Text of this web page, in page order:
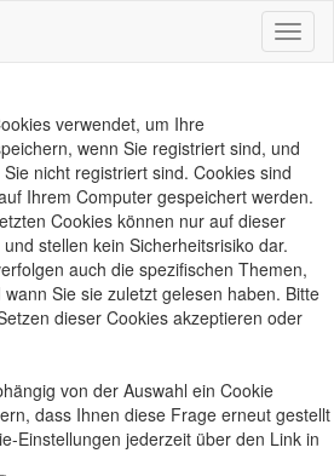
verwendet, um Ihre
wenn Sie registriert sind, und
nicht registriert sind. Cookies sind
Ihrem Computer gespeichert werden.
Cookies können nur auf dieser
stellen kein Sicherheitsrisiko dar.
auch die spezifischen Themen,
Sie sie zuletzt gelesen haben. Bitte
dieser Cookies akzeptieren oder
von der Auswahl ein Cookie
dass Ihnen diese Frage erneut gestellt
Einstellungen jederzeit über den Link in